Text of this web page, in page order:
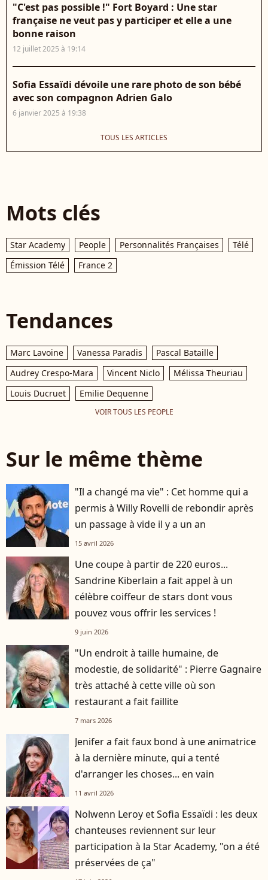
"C'est pas possible !" Fort Boyard : Une star
française ne veut pas y participer et elle a une
bonne raison
12 juillet 2025 à 19:14
Sofia Essaïdi dévoile une rare photo de son bébé
avec son compagnon Adrien Galo
6 janvier 2025 à 19:38
TOUS LES ARTICLES
Mots clés
Star Academy People Personnalités Françaises
Télé
Émission Télé
France 2
Tendances
Marc Lavoine Vanessa Paradis
Pascal Bataille
Audrey Crespo-Mara
Vincent Niclo
Mélissa Theuriau
Louis Ducruet
Emilie Dequenne
VOIR TOUS LES PEOPLE
Sur le même thème
"Il a changé ma vie" : Cet homme qui a
permis à Willy Rovelli de rebondir après
un passage à vide il y a un an
15 avril 2026
Une coupe à partir de 220 euros...
Sandrine Kiberlain a fait appel à un
célèbre coiffeur de stars dont vous
pouvez vous offrir les services !
9 juin 2026
"Un endroit à taille humaine, de
modestie, de solidarité" : Pierre Gagnaire
très attaché à cette ville où son
restaurant a fait faillite
7 mars 2026
Jenifer a fait faux bond à une animatrice
à la dernière minute, qui a tenté
d'arranger les choses... en vain
11 avril 2026
Nolwenn Leroy et Sofia Essaïdi : les deux
chanteuses reviennent sur leur
participation à la Star Academy, "on a été
préservées de ça"